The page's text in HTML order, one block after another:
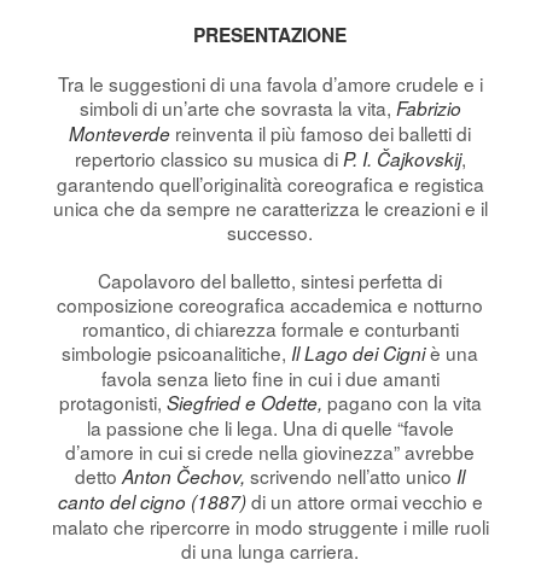
PRESENTAZIONE
Tra le suggestioni di una favola d’amore crudele e i
simboli di un’arte che sovrasta la vita, Fabrizio
Monteverde reinventa il più famoso dei balletti di
repertorio classico su musica di P. I. Čajkovskij,
garantendo quell’originalità coreografica e registica
unica che da sempre ne caratterizza le creazioni e il
successo.
Capolavoro del balletto, sintesi perfetta di
composizione coreografica accademica e notturno
romantico, di chiarezza formale e conturbanti
simbologie psicoanalitiche, Il Lago dei Cigniè una
favola senza lieto fine in cui i due amanti
protagonisti, Siegfried e Odette, pagano con la vita
la passione che li lega. Una di quelle “favole
d’amore in cui si crede nella giovinezza” avrebbe
dettoAnton Čechov, scrivendo nell’atto unico Il
canto del cigno (1887)di un attore ormai vecchio e
malato che ripercorre in modo struggente i mille ruoli
di una lunga carriera.